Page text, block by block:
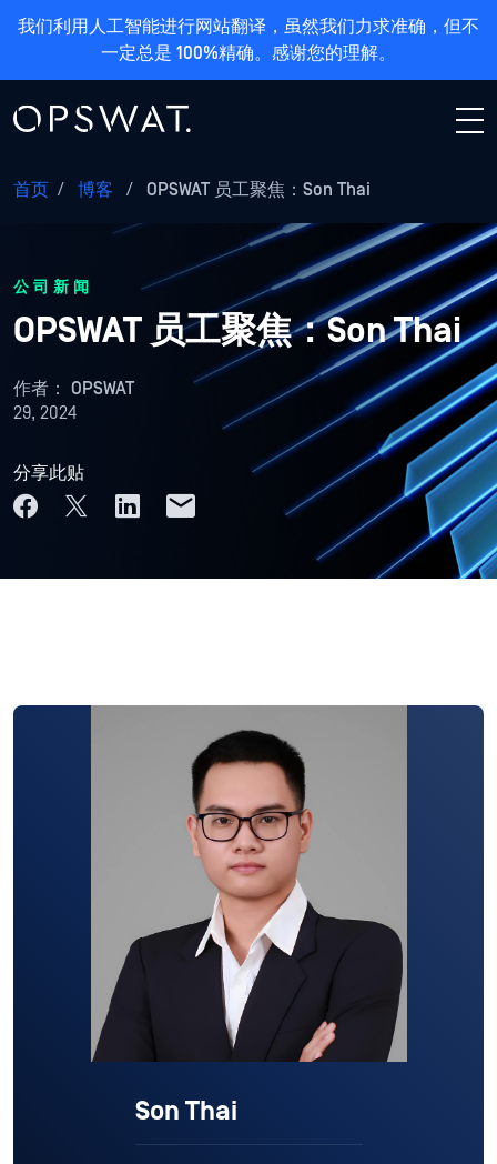
我们利用人工智能进行网站翻译，虽然我们力求准确，但不
一定总是 100%精确。感谢您的理解。
首页 / 博客 / OPSWAT 员工聚焦：Son Thai
公司新闻
OPSWAT 员工聚焦：Son Thai
作者： OPSWAT
29, 2024
分享此贴
Son Thai